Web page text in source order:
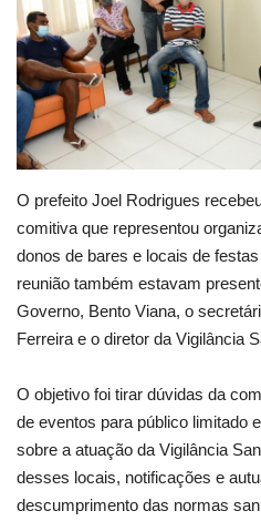
O prefeito Joel Rodrigues
comitiva que representou
donos de bares e locais de
reunião também estavam
Governo, Bento Viana, o
Ferreira e o diretor da Vigilância
O objetivo foi tirar dúvidas da
de eventos para público limitado
sobre a atuação da Vigilância
desses locais, notificações e
descumprimento das normas